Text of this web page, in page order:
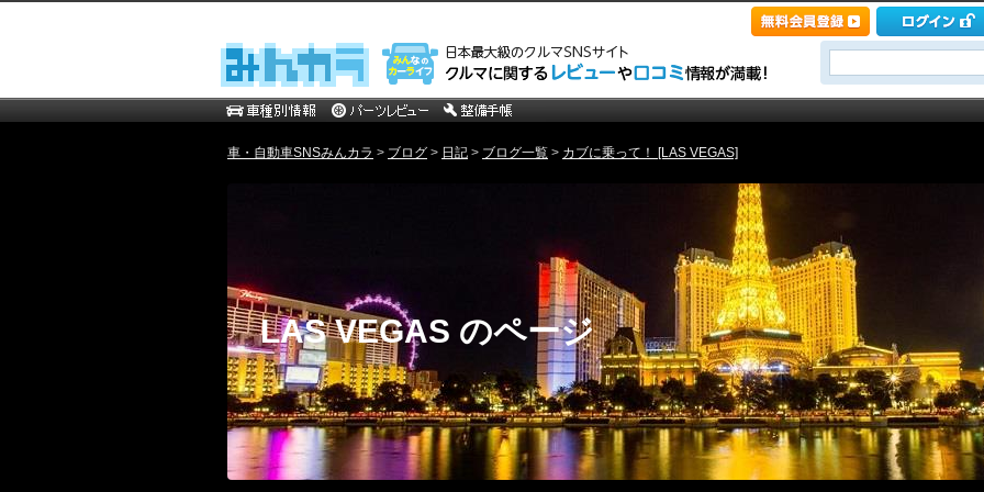
車・自動車SNSみんカラ > ブログ > 日記 > ブログ一覧 > カブに乗って！ [LAS VEGAS]
LAS VEGAS のページ